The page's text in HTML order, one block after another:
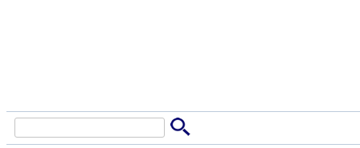
Suchformular